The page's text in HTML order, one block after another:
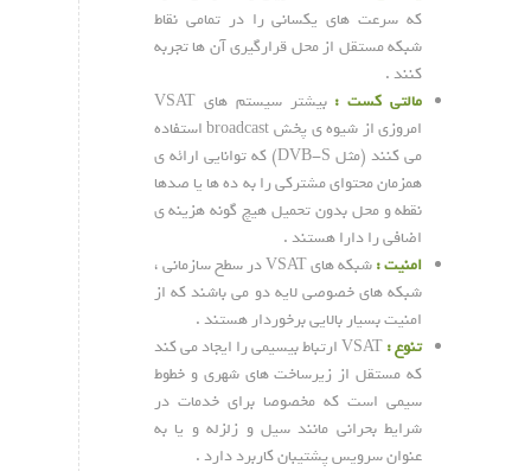
که سرعت های یکسانی را در تمامی نقاط
شبکه مستقل از محل قرارگیری آن ها تجربه
کنند .
مالتی کست :
بیشتر سیستم های VSAT
امروزی از شیوه ی پخش broadcast استفاده
می کنند (مثل DVB-S) که توانایی ارائه ی
همزمان محتوای مشترکی را به ده ها یا صدها
نقطه و محل بدون تحمیل هیچ گونه هزینه ی
اضافی را دارا هستند .
امنیت :
شبکه های VSAT در سطح سازمانی ،
شبکه های خصوصی لایه دو می باشند که از
امنیت بسیار بالایی برخوردار هستند .
تنوع :
VSAT ارتباط بیسیمی را ایجاد می کند
که مستقل از زیرساخت های شهری و خطوط
سیمی است که مخصوصا برای خدمات در
شرایط بحرانی مانند سیل و زلزله و یا به
عنوان سرویس پشتیبان کاربرد دارد .